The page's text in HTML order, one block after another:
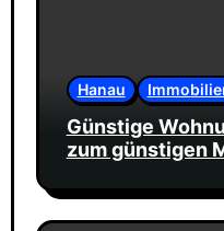
Hanau
Günstige
zum günstigen